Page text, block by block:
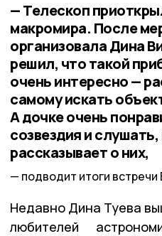
— Телескоп
макромира. После
организовала Дина
решил, что такой
очень интересно —
самому искать
А дочке очень
созвездия и слушать,
рассказывает о них,
подводит итоги
Недавно Дина Туева
любителей